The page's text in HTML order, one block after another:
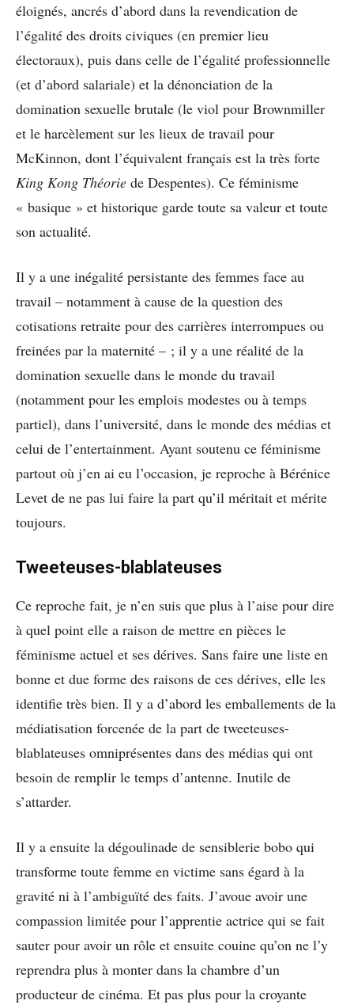
éloignés, ancrés d’abord dans la revendication de
l’égalité des droits civiques (en premier lieu
électoraux), puis dans celle de l’égalité professionnelle
(et d’abord salariale) et la dénonciation de la
domination sexuelle brutale (le viol pour Brownmiller
et le harcèlement sur les lieux de travail pour
McKinnon, dont l’équivalent français est la très forte
King Kong Théorie de Despentes). Ce féminisme
« basique » et historique garde toute sa valeur et toute
son actualité.
Il y a une inégalité persistante des femmes face au
travail – notamment à cause de la question des
cotisations retraite pour des carrières interrompues ou
freinées par la maternité – ; il y a une réalité de la
domination sexuelle dans le monde du travail
(notamment pour les emplois modestes ou à temps
partiel), dans l’université, dans le monde des médias et
celui de l’entertainment. Ayant soutenu ce féminisme
partout où j’en ai eu l’occasion, je reproche à Bérénice
Levet de ne pas lui faire la part qu’il méritait et mérite
toujours.
Tweeteuses-blablateuses
Ce reproche fait, je n’en suis que plus à l’aise pour dire
à quel point elle a raison de mettre en pièces le
féminisme actuel et ses dérives. Sans faire une liste en
bonne et due forme des raisons de ces dérives, elle les
identifie très bien. Il y a d’abord les emballements de la
médiatisation forcenée de la part de tweeteuses-
blablateuses omniprésentes dans des médias qui ont
besoin de remplir le temps d’antenne. Inutile de
s’attarder.
Il y a ensuite la dégoulinade de sensiblerie bobo qui
transforme toute femme en victime sans égard à la
gravité ni à l’ambiguïté des faits. J’avoue avoir une
compassion limitée pour l’apprentie actrice qui se fait
sauter pour avoir un rôle et ensuite couine qu’on ne l’y
reprendra plus à monter dans la chambre d’un
producteur de cinéma. Et pas plus pour la croyante